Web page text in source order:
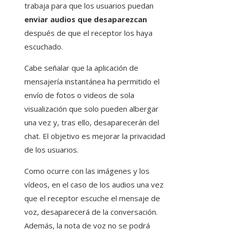
trabaja para que los usuarios puedan
enviar audios que desaparezcan
después de que el receptor los haya
escuchado.
Cabe señalar que la aplicación de
mensajería instantánea ha permitido el
envío de fotos o videos de sola
visualización que solo pueden albergar
una vez y, tras ello, desaparecerán del
chat. El objetivo es mejorar la privacidad
de los usuarios.
Como ocurre con las imágenes y los
vídeos, en el caso de los audios una vez
que el receptor escuche el mensaje de
voz, desaparecerá de la conversación.
Además, la nota de voz no se podrá